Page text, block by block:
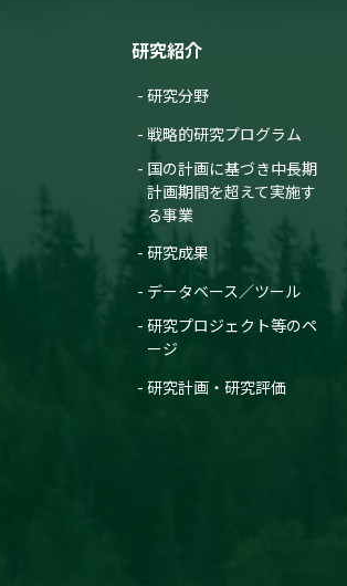
研究紹介
研究分野
戦略的研究プログラム
国の計画に基づき中長期
計画期間を超えて実施す
る事業
研究成果
データベース／ツール
研究プロジェクト等のペ
ージ
研究計画・研究評価